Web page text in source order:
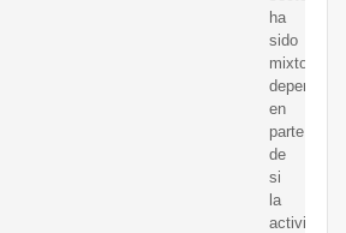
ha
sido
mixto,
en
parte
de
si
la
actividad